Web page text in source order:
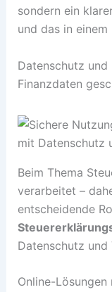
sondern ein
und das in
Datenschutz und
Finanzdaten
Beim Thema
verarbeitet –
entscheidende
Datenschutz und
Online-Lösungen